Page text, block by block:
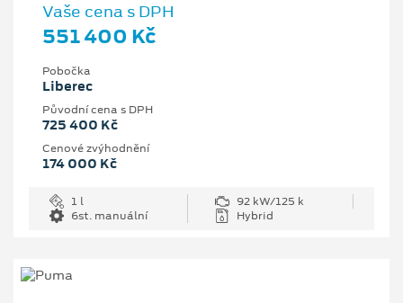
Vaše cena s DPH
551 400 Kč
Pobočka
Liberec
Původní cena s DPH
725 400 Kč
Cenové zvýhodnění
174 000 Kč
1 l
92 kW/125 k
6st. manuální
Hybrid